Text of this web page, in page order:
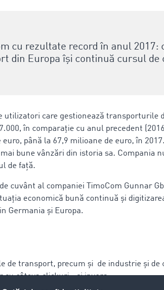
cu rezultate record în anul
din Europa își continuă cursul de
utilizatori care gestionează
în comparație cu anul precedent
euro, până la 67,9 milioane de euro, în
bune vânzări din istoria sa. Compania
de faţă.
cuvânt al companiei TimoCom Gunnar
economică bună continuă și
Germania și Europa.
de transport, precum și de industrie și
cu câteva clickuri - și invers.